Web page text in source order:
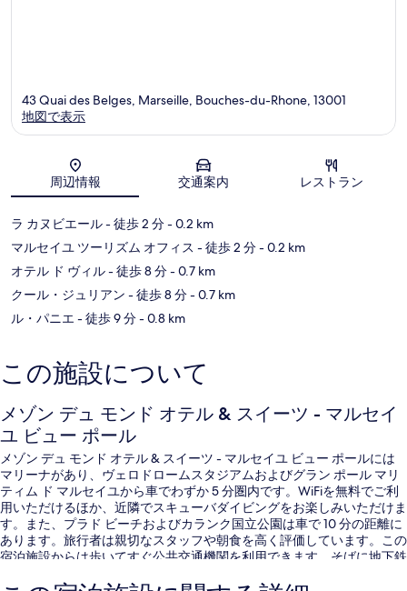
地図
43 Quai des Belges, Marseille, Bouches-du-Rhone, 13001
地図で表示
周辺情報 交通案内 レストラン
ラ カヌビエール- 徒歩 2 分- 0.2 km
マルセイユ ツーリズム オフィス - 徒歩 2 分- 0.2 km
オテル ド ヴィル- 徒歩 8 分- 0.7 km
クール・ジュリアン - 徒歩 8 分- 0.7 km
ル・パニエ - 徒歩 9 分- 0.8 km
この施設について
メゾン デュ モンド オテル & スイーツ - マルセイ
ユ ビュー ポール
メゾン デュ モンド オテル & スイーツ - マルセイユ ビュー ポールには
マリーナがあり、ヴェロドロームスタジアムおよびグラン ポール マリ
ティム ド マルセイユから車でわずか 5 分圏内です。WiFiを無料でご利
用いただけるほか、近隣でスキューバダイビングをお楽しみいただけま
す。また、プラド ビーチおよびカランク国立公園は車で 10 分の距離に
あります。旅行者は親切なスタッフや朝食を高く評価しています。この
宿泊施設からは歩いてすぐ公共交通機関を利用できます。そばに地下鉄